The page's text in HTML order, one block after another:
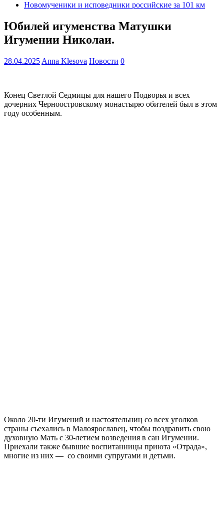
Новомученики и исповедники российские за 101 км
Юбилей игуменства Матушки
Игумении Николаи.
28.04.2025 Anna Klesova Новости 0
Конец Светлой Седмицы для нашего Подворья и всех
дочерних Черноостровскому монастырю обителей был в этом
году особенным.
Около 20-ти Игумений и настоятельниц со всех уголков
страны съехались в Малоярославец, чтобы поздравить свою
духовную Мать с 30-летием возведения в сан Игумении.
Приехали также бывшие воспитанницы приюта «Отрада»,
многие из них — со своими супругами и детьми.